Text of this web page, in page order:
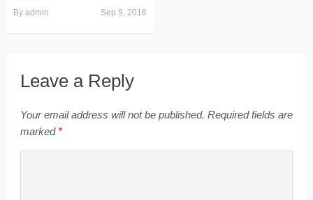
By admin Sep 9, 2016
Leave a Reply
Your email address will not be published. Required fields are
marked *